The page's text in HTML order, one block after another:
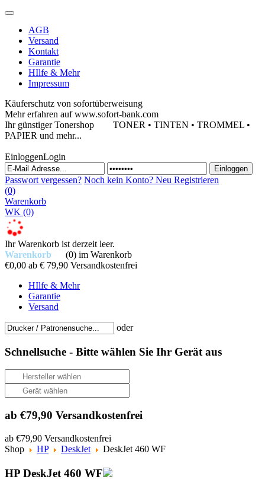
AGB
Versand
Kontakt
Garantie
HIlfe & Mehr
Impressum
Käuferschutz von sofortüberweisung
Mehr erfahren auf www.sofort-bank.com
Ihr günstiger Tonershop TONER • TINTEN • TROMMEL •
PAPIER und mehr...
EinloggenLogin
Passwort vergessen? Noch kein Konto? Neu Registrieren
(0)
Warenkorb
WK (0)
Ihr Warenkorb ist derzeit leer.
Warenkorb
(0) im Warenkorb
€0,00 ab € 79,90 Versandkostenfrei
HIlfe & Mehr
Garantie
Versand
oder
Schnellsuche - Bitte wählen Sie Ihr Gerät aus
ab €79,90 Versandkostenfrei
ab €79,90 Versandkostenfrei
Shop
HP DeskJet DeskJet 460 WF
HP DeskJet 460 WF